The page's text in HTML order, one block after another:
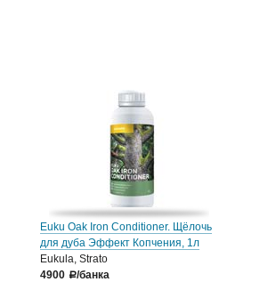
Euku Oak Iron Conditioner. Щёлочь
для дуба Эффект Копчения, 1л
Eukula, Strato
4900
a/банка